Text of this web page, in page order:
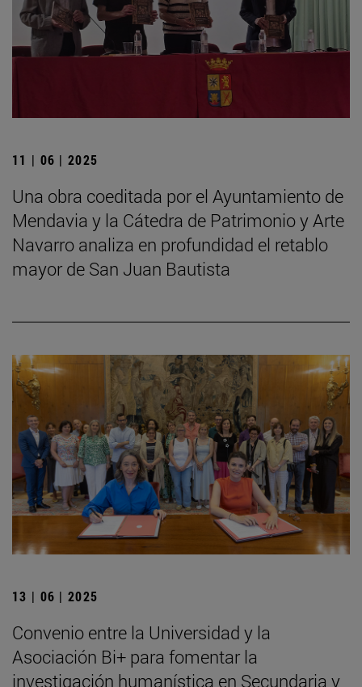
11 | 06 | 2025
Una obra coeditada por el Ayuntamiento de
Mendavia y la Cátedra de Patrimonio y Arte
Navarro analiza en profundidad el retablo
mayor de San Juan Bautista
13 | 06 | 2025
Convenio entre la Universidad y la
Asociación Bi+ para fomentar la
investigación humanística en Secundaria y